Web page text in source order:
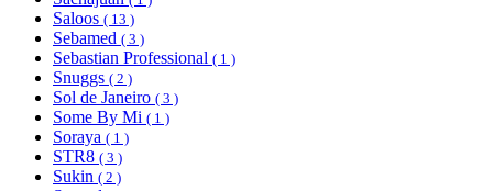
Saloos ( 13 )
Sebamed ( 3 )
Sebastian Professional ( 1 )
Snuggs ( 2 )
Sol de Janeiro ( 3 )
Some By Mi ( 1 )
Soraya ( 1 )
STR8 ( 3 )
Sukin ( 2 )